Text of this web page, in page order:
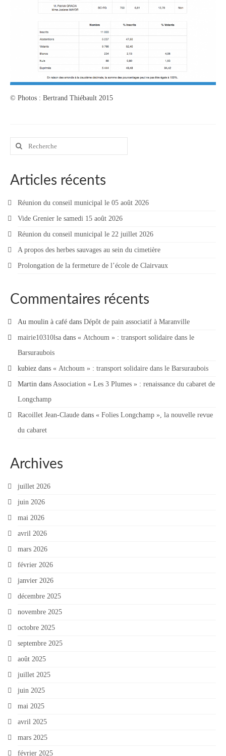
© Photos : Bertrand Thiébault 2015
Rechercher
Articles récents
Réunion du conseil municipal le 05 août 2026
Vide Grenier le samedi 15 août 2026
Réunion du conseil municipal le 22 juillet 2026
A propos des herbes sauvages au sein du cimetière
Prolongation de la fermeture de l’école de Clairvaux
Commentaires récents
Au moulin à café dans Dépôt de pain associatif à Maranville
mairie10310lsa dans « Atchoum » : transport solidaire dans le
Barsuraubois
kubiez dans « Atchoum » : transport solidaire dans le Barsuraubois
Martin dans Association « Les 3 Plumes » : renaissance du cabaret de
Longchamp
Racoillet Jean-Claude dans « Folies Longchamp », la nouvelle revue
du cabaret
Archives
juillet 2026
juin 2026
mai 2026
avril 2026
mars 2026
février 2026
janvier 2026
décembre 2025
novembre 2025
octobre 2025
septembre 2025
août 2025
juillet 2025
juin 2025
mai 2025
avril 2025
mars 2025
février 2025